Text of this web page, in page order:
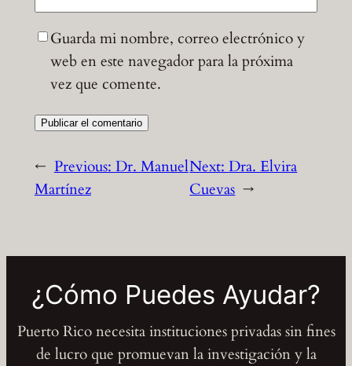
Guarda mi nombre, correo electrónico y
web en este navegador para la próxima
vez que comente.
← Previous:Dr. Manuel
Martínez
Next:Dra. Elvira
Cuevas →
¿Cómo Puedes Ayudar?
Puerto Rico necesita instituciones privadas sin fines
de lucro que promuevan la investigación y la